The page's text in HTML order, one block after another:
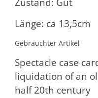
Länge: ca 13,5cm
Gebrauchter Artikel
Spectacle case
liquidation of an
half 20th century